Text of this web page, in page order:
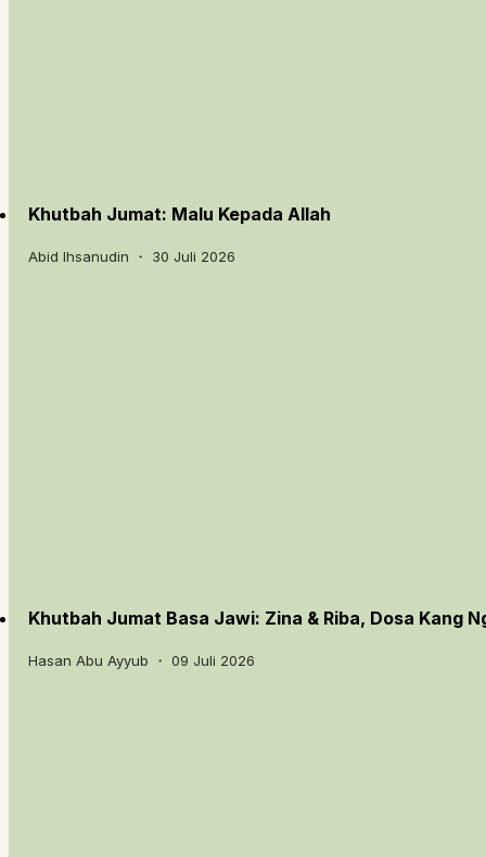
Khutbah Jumat: Malu Kepada Allah
Abid Ihsanudin ・ 30 Juli 2026
Khutbah Jumat Basa Jawi: Zina & Riba, Dosa Kang
Hasan Abu Ayyub ・ 09 Juli 2026